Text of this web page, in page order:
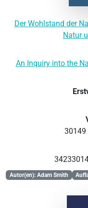
Der Wohlstand der
Natur
An Inquiry into the
30149
Autor(en): Adam Smith